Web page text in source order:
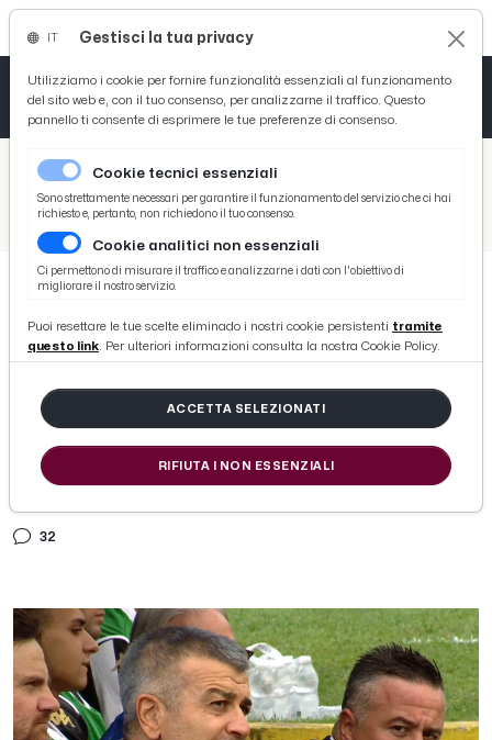
/ Picenotime
/ Ascoli Time
Ascoli Calcio, maxi squalifica per Tomei dopo l'espulsione contro la Juventus Next Gen
Ascoli Calcio, maxi squalifica per
Tomei dopo l'espulsione contro la
Juventus Next Gen
di Redazione Picenotime
32
Gestisci la tua privacy
Utilizziamo i cookie per fornire funzionalità essenziali al funzionamento
del sito web e, con il tuo consenso, per analizzarne il traffico. Questo
pannello ti consente di esprimere le tue preferenze di consenso.
Cookie tecnici essenziali
Sono strettamente necessari per garantire il funzionamento del servizio che ci hai
richiesto e, pertanto, non richiedono il tuo consenso.
Cookie analitici non essenziali
Ci permettono di misurare il traffico e analizzarne i dati con l'obiettivo di
migliorare il nostro servizio.
Puoi resettare le tue scelte eliminado i nostri cookie persistenti tramite
questo link. Per ulteriori informazioni consulta la nostra Cookie Policy.
ACCETTA SELEZIONATI
RIFIUTA I NON ESSENZIALI
Tutto News
Tutto Sport
Basket
Ciclismo
Tutto Curiosità